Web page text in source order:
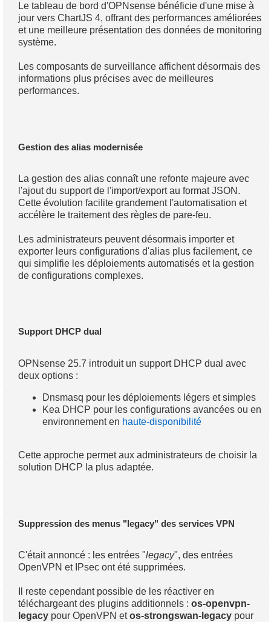
Le tableau de bord d'OPNsense bénéficie d'une mise à
jour vers ChartJS 4, offrant des performances améliorées
et une meilleure présentation des données de monitoring
système.
Les composants de surveillance affichent désormais des
informations plus précises avec de meilleures
performances.
Gestion des alias modernisée
La gestion des alias connaît une refonte majeure avec
l'ajout du support de l'import/export au format JSON.
Cette évolution facilite grandement l'automatisation et
accélère le traitement des règles de pare-feu.
Les administrateurs peuvent désormais importer et
exporter leurs configurations d'alias plus facilement, ce
qui simplifie les déploiements automatisés et la gestion
de configurations complexes.
Support DHCP dual
OPNsense 25.7 introduit un support DHCP dual avec
deux options :
Dnsmasq pour les déploiements légers et simples
Kea DHCP pour les configurations avancées ou en
environnement en haute-disponibilité
Cette approche permet aux administrateurs de choisir la
solution DHCP la plus adaptée.
Suppression des menus "legacy" des services VPN
C'était annoncé : les entrées "legacy", des entrées
OpenVPN et IPsec ont été supprimées.
Il reste cependant possible de les réactiver en
téléchargeant des plugins additionnels :os-openvpn-
legacy pour OpenVPN etos-strongswan-legacy pour